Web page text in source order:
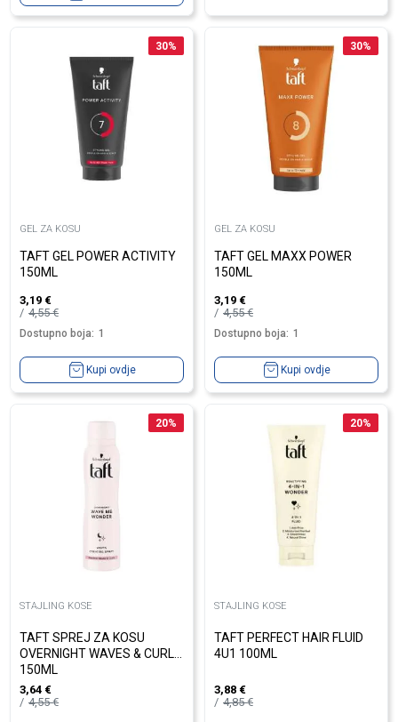
30%
GEL ZA KOSU
TAFT GEL POWER ACTIVITY
150ML
3,19 €
4,55€
Dostupno boja: 1
Kupi ovdje
30%
GEL ZA KOSU
TAFT GEL MAXX POWER
150ML
3,19 €
4,55€
Dostupno boja: 1
Kupi ovdje
20%
STAJLING KOSE
TAFT SPREJ ZA KOSU
OVERNIGHT WAVES & CURLS
150ML
3,64 €
4,55€
20%
STAJLING KOSE
TAFT PERFECT HAIR FLUID
4U1 100ML
3,88 €
4,85€